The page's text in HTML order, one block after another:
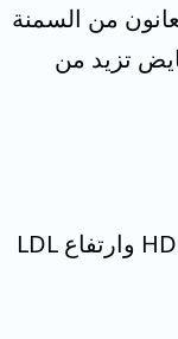
من السمنة
تزيد من
انخفاض الكوليسترول الحميد HDL وارتفاع LDL